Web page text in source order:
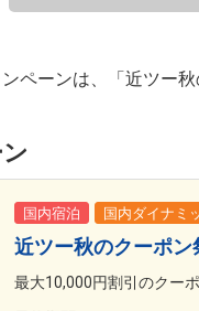
ペーンは、「近ツー
国内宿泊 国内ダイナミ
近ツー秋のクーポン
最大10,000円割引のクー